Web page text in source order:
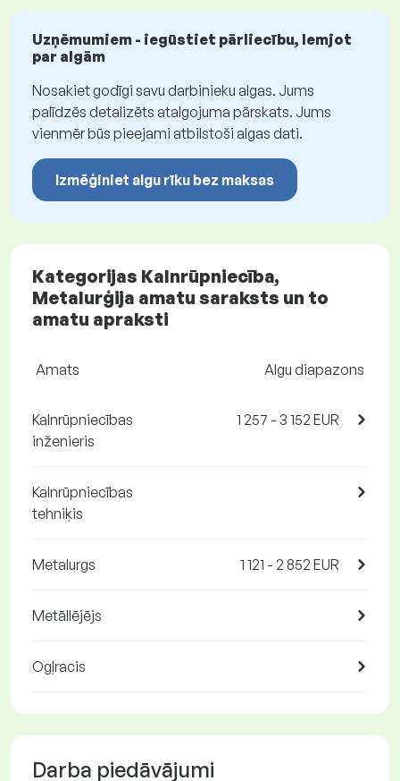
Uzņēmumiem - iegūstiet pārliecību, lemjot
par algām
Nosakiet godīgi savu darbinieku algas. Jums
palīdzēs detalizēts atalgojuma pārskats. Jums
vienmēr būs pieejami atbilstoši algas dati.
Izmēģiniet algu rīku bez maksas
Kategorijas Kalnrūpniecība,
Metalurģija amatu saraksts un to
amatu apraksti
Amats Algu diapazons
Kalnrūpniecības
inženieris
1 257 - 3 152 EUR
Kalnrūpniecības
tehniķis
Metalurgs 1 121 - 2 852 EUR
Metāllējējs
Ogļracis
Darba piedāvājumi